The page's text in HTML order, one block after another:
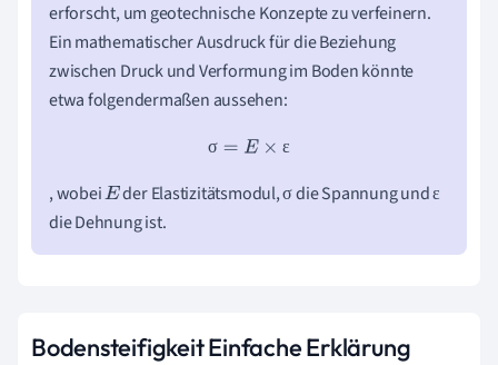
erforscht, um geotechnische Konzepte zu verfeinern.
Ein mathematischer Ausdruck für die Beziehung
zwischen Druck und Verformung im Boden könnte
etwa folgendermaßen aussehen:
σ ε
σ=E× ε
, wobeiE der Elastizitätsmodul,σ
σdie Spannung undε
ε
die Dehnung ist.
Bodensteifigkeit Einfache Erklärung